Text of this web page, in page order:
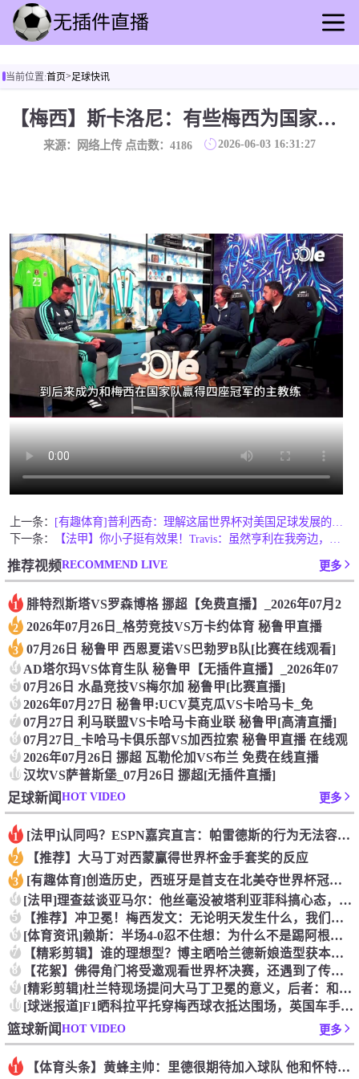
足球直播
篮球直播
足球录播
篮球回放
当前位置:首页>足球快讯
【梅西】斯卡洛尼：有些梅西为国家队坚持比赛的事，我不能说出来！
来源：网络上传 点击数： 4186 2026-06-03 16:31:27
上一条：
[有趣体育]普利西奇：理解这届世界杯对美国足球发展的意义，但
下一条：
推荐视频RECOMMEND LIVE 更多
1 腓特烈斯塔VS罗森博格 挪超【免费直播】_2026年07月2
2 2026年07月26日_格劳竞技VS万卡约体育 秘鲁甲直播
3 07月26日 秘鲁甲 西恩夏诺VS巴勃罗B队[比赛在线观看]
4 AD塔尔玛VS体育生队 秘鲁甲【无插件直播】_2026年07
5 07月26日 水晶竞技VS梅尔加 秘鲁甲[比赛直播]
6 2026年07月27日 秘鲁甲:UCV莫克瓜VS卡哈马卡_免
7 07月27日 利马联盟VS卡哈马卡商业联 秘鲁甲[高清直播]
8 07月27日_卡哈马卡俱乐部VS加西拉索 秘鲁甲直播 在线观
9 2026年07月26日 挪超 瓦勒伦加VS布兰 免费在线直播
10汉坎VS萨普斯堡_07月26日 挪超[无插件直播]
足球新闻HOT VIDEO 更多
1 [法甲]认同吗？ESPN嘉宾直言：帕雷德斯的行为无法容忍，应
2 【推荐】大马丁对西蒙赢得世界杯金手套奖的反应
3 [有趣体育]创造历史，西班牙是首支在北美夺世界杯冠军的欧洲球
4 [法甲]理查兹谈亚马尔：他丝毫没被塔利亚菲科搞心态，绝对的超
5 【推荐】冲卫冕！梅西发文：无论明天发生什么，我们已书写无法抹
6 [体育资讯]赖斯：半场4-0忍不住想：为什么不是踢阿根廷？为
7 【精彩剪辑】谁的理想型？博主晒哈兰德新娘造型获本人点赞！
8 【花絮】佛得角门将受邀观看世界杯决赛，还遇到了传奇门将伊基塔
9 [精彩剪辑]杜兰特现场提问大马丁卫冕的意义，后者：和梅西一起
10 [球迷报道]F1晒科拉平托穿梅西球衣抵达围场，英国车手林德布
篮球新闻HOT VIDEO 更多
1 【体育头条】黄蜂主帅：里德很期待加入球队 他和怀特成长道路相